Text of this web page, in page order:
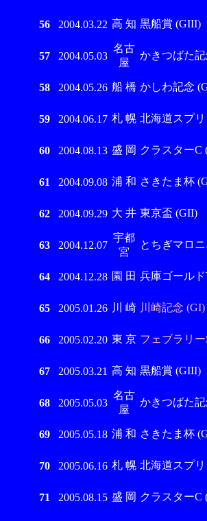
56 2004.03.22 高 知 黒船賞 (GIII)
57 2004.05.03
名古
屋
かきつばた
58 2004.05.26 船 橋 かしわ記念
59 2004.06.17 札 幌 北海道スプ
60 2004.08.13 盛 岡 クラスターC
61 2004.09.08 浦 和 さきたま杯
62 2004.09.29 大 井 東京盃 (GII)
63 2004.12.07
宇都
宮
とちぎマロ
64 2004.12.28 園 田 兵庫ゴール
65 2005.01.26 川 崎 川崎記念 (GI)
66 2005.02.20 東 京 フェブラリー
67 2005.03.21 高 知 黒船賞 (GIII)
68 2005.05.03
名古
屋
かきつばた
69 2005.05.18 浦 和 さきたま杯
70 2005.06.16 札 幌 北海道スプ
71 2005.08.15 盛 岡 クラスターC